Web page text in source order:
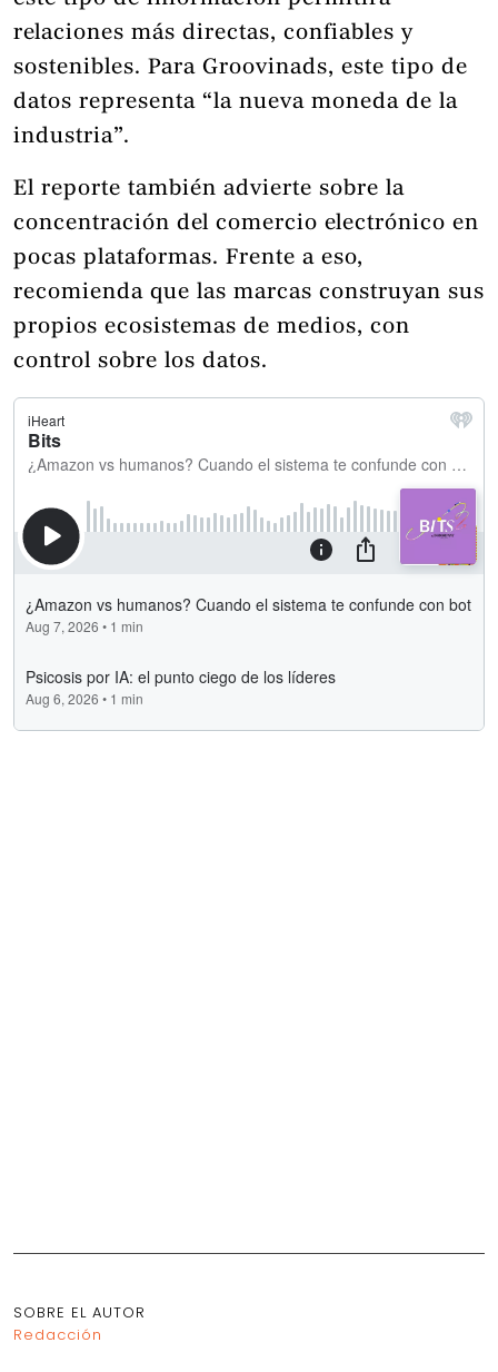
relaciones más directas, confiables y
sostenibles. Para Groovinads, este tipo de
datos representa “la nueva moneda de la
industria”.
El reporte también advierte sobre la
concentración del comercio electrónico en
pocas plataformas. Frente a eso,
recomienda que las marcas construyan sus
propios ecosistemas de medios, con
control sobre los datos.
SOBRE EL AUTOR
Redacción